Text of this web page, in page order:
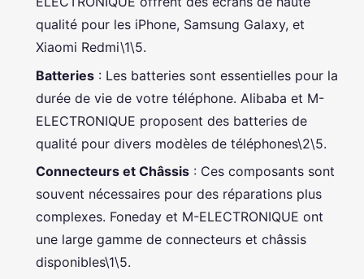
qualité pour les iPhone, Samsung Galaxy, et
Xiaomi Redmi\1\5.
Batteries : Les batteries sont essentielles pour la
durée de vie de votre téléphone. Alibaba et M-
ELECTRONIQUE proposent des batteries de
qualité pour divers modèles de téléphones\2\5.
Connecteurs et Châssis : Ces composants sont
souvent nécessaires pour des réparations plus
complexes. Foneday et M-ELECTRONIQUE ont
une large gamme de connecteurs et châssis
disponibles\1\5.